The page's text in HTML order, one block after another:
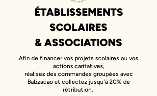
ÉTABLISSEMENTS
SCOLAIRES
& ASSOCIATIONS
Afin de financer vos projets scolaires ou vos
actions caritatives,
réalisez des commandes groupées avec
Babzacao et collectez jusqu'à 20% de
rétribution.